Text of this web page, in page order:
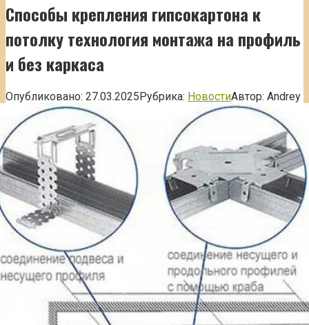
Способы крепления гипсокартона к
потолку технология монтажа на профиль
и без каркаса
Опубликовано: 27.03.2025Рубрика: НовостиАвтор: Andrey